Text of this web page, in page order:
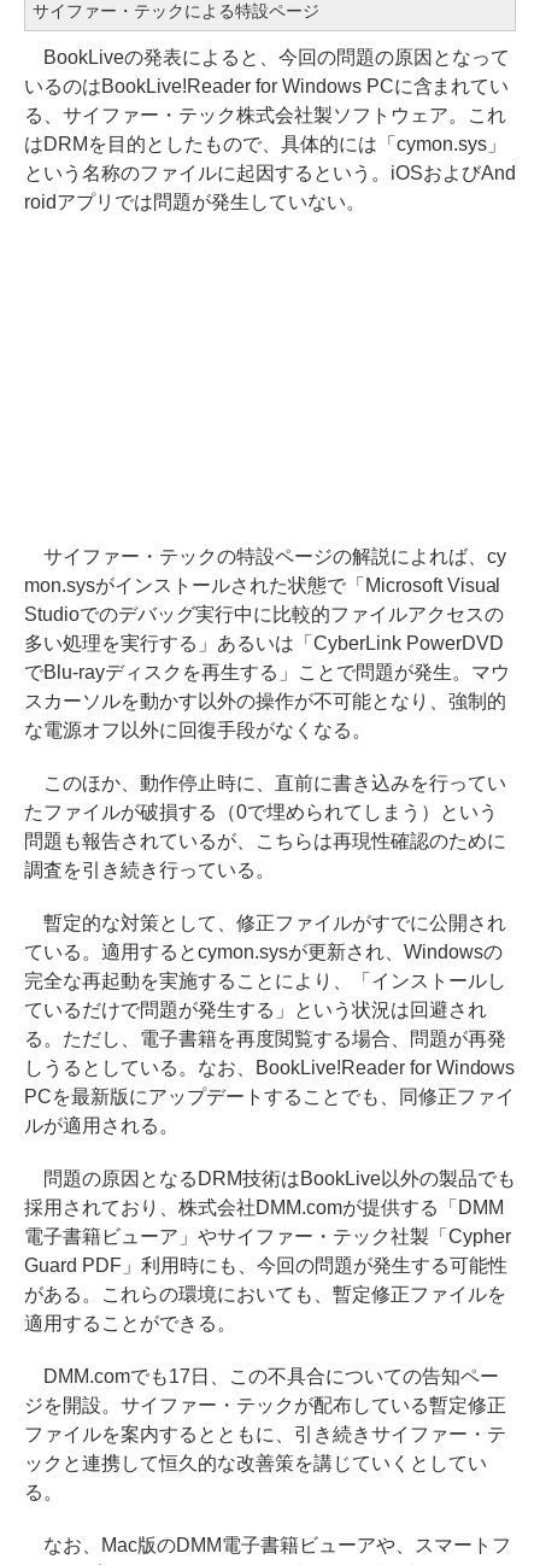
サイファー・テックによる特設ページ
BookLiveの発表によると、今回の問題の原因となって
いるのはBookLive!Reader for Windows PCに含まれてい
る、サイファー・テック株式会社製ソフトウェア。これ
はDRMを目的としたもので、具体的には「cymon.sys」
という名称のファイルに起因するという。iOSおよびAnd
roidアプリでは問題が発生していない。
サイファー・テックの特設ページの解説によれば、cy
mon.sysがインストールされた状態で「Microsoft Visual
Studioでのデバッグ実行中に比較的ファイルアクセスの
多い処理を実行する」あるいは「CyberLink PowerDVD
でBlu-rayディスクを再生する」ことで問題が発生。マウ
スカーソルを動かす以外の操作が不可能となり、強制的
な電源オフ以外に回復手段がなくなる。
このほか、動作停止時に、直前に書き込みを行ってい
たファイルが破損する（0で埋められてしまう）という
問題も報告されているが、こちらは再現性確認のために
調査を引き続き行っている。
暫定的な対策として、修正ファイルがすでに公開され
ている。適用するとcymon.sysが更新され、Windowsの
完全な再起動を実施することにより、「インストールし
ているだけで問題が発生する」という状況は回避され
る。ただし、電子書籍を再度閲覧する場合、問題が再発
しうるとしている。なお、BookLive!Reader for Windows
PCを最新版にアップデートすることでも、同修正ファイ
ルが適用される。
問題の原因となるDRM技術はBookLive以外の製品でも
採用されており、株式会社DMM.comが提供する「DMM
電子書籍ビューア」やサイファー・テック社製「Cypher
Guard PDF」利用時にも、今回の問題が発生する可能性
がある。これらの環境においても、暫定修正ファイルを
適用することができる。
DMM.comでも17日、この不具合についての告知ペー
ジを開設。サイファー・テックが配布している暫定修正
ファイルを案内するとともに、引き続きサイファー・テ
ックと連携して恒久的な改善策を講じていくとしてい
る。
なお、Mac版のDMM電子書籍ビューアや、スマートフ